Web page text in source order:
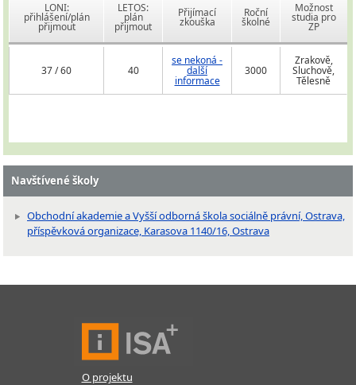
LONI:
přihlášení/plán
přijmout
LETOS:
plán
přijmout
Přijímací
zkouška
Roční
školné
Možnost
studia pro
ZP
37 / 60 40
se nekoná -
další
informace
3000
Zrakově,
Sluchově,
Tělesně
Navštívené školy
Obchodní akademie a Vyšší odborná škola sociálně právní, Ostrava,
příspěvková organizace, Karasova 1140/16, Ostrava
O projektu